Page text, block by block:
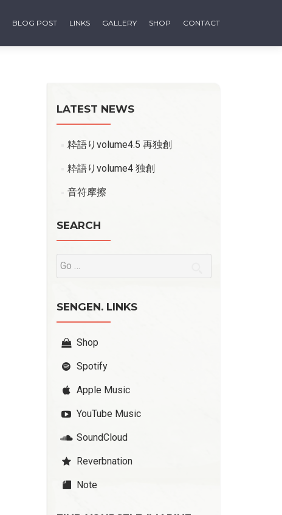
BLOG POST LINKS GALLERY SHOP CONTACT
LATEST NEWS
粋語りvolume4.5 再独創
粋語りvolume4 独創
音符摩擦
SEARCH
SENGEN. LINKS
Shop
Spotify
Apple Music
YouTube Music
SoundCloud
Reverbnation
Note